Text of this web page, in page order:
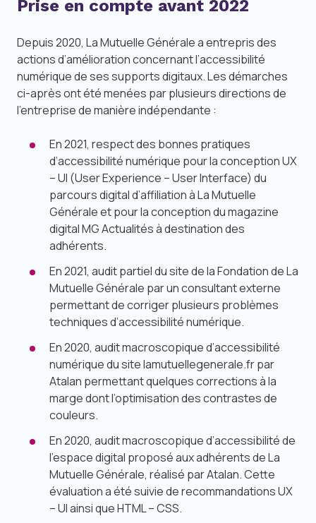
Prise en compte avant 2022
Depuis 2020, La Mutuelle Générale a entrepris des
actions d’amélioration concernant l’accessibilité
numérique de ses supports digitaux. Les démarches
ci-après ont été menées par plusieurs directions de
l’entreprise de manière indépendante :
En 2021, respect des bonnes pratiques
d’accessibilité numérique pour la conception UX
– UI (User Experience – User Interface) du
parcours digital d’affiliation à La Mutuelle
Générale et pour la conception du magazine
digital MG Actualités à destination des
adhérents.
En 2021, audit partiel du site de la Fondation de La
Mutuelle Générale par un consultant externe
permettant de corriger plusieurs problèmes
techniques d’accessibilité numérique.
En 2020, audit macroscopique d’accessibilité
numérique du site lamutuellegenerale.fr par
Atalan permettant quelques corrections à la
marge dont l’optimisation des contrastes de
couleurs.
En 2020, audit macroscopique d’accessibilité de
l’espace digital proposé aux adhérents de La
Mutuelle Générale, réalisé par Atalan. Cette
évaluation a été suivie de recommandations UX
– UI ainsi que HTML – CSS.